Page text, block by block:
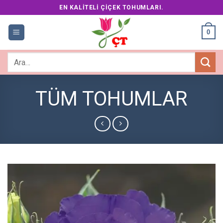
to
content
EN KALITELI ÇIÇEK TOHUMLARI.
0
TÜM TOHUMLAR